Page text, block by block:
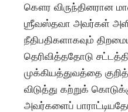
கௌர விருந்தினரான
ஶ்ரீவஸ்தவா அவர்கள்
நீதிபதிகளாகவும்
தெரிவித்ததோடு
முக்கியத்துவத்தை
விடுத்து கற்றுக்
அவர்களைப்